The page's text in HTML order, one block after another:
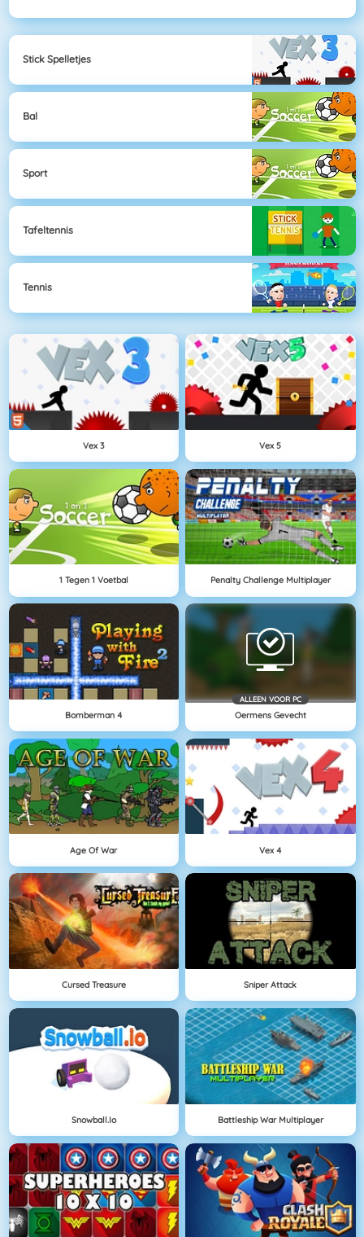
Stick Spelletjes
Bal
Sport
Tafeltennis
Tennis
Vex 3 Vex 5
1 Tegen 1 Voetbal Penalty Challenge Multiplayer
Bomberman 4
ALLEEN VOOR PC
Oermens Gevecht
Age Of War Vex 4
Cursed Treasure Sniper Attack
Snowball.io Battleship War Multiplayer